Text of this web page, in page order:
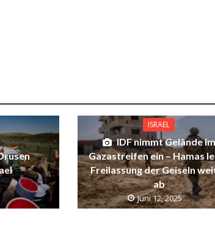
ISRAEL
IDF nimmt Gelände im
Gazastreifen ein – Hamas
Freilassung der Geiseln
ab
Juni 12, 2025